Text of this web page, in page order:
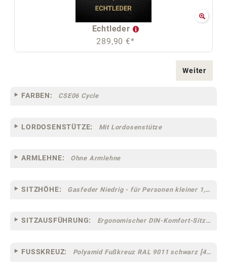
Echtleder
289,90 €*
Weiter
FARBEN: CSE06 Cycle
LORDOSENSTÜTZE: Mit Lordosenstütze
ARMLEHNE: Ohne Armlehne
SITZHÖHE: Gasfeder Niedrig - für Personen kleiner 1,60 m
SITZAUSFÜHRUNG: Ergonomischer DIN-Komfort-Sitz [75]
FUSSKREUZ: Polyamid Fußkreuz RAL 9011 schwarz [44]